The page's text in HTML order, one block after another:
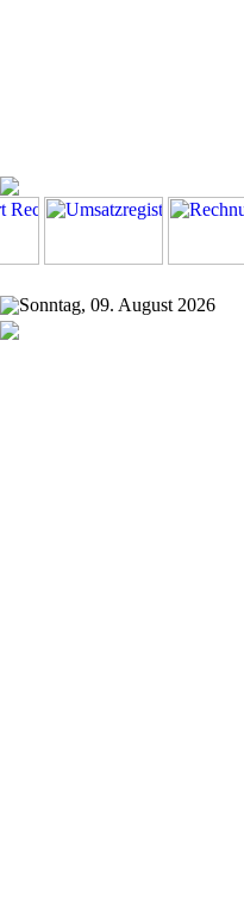
Sonntag, 09. August 2026